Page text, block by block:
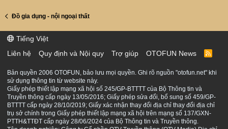
Đồ gia dụng - nội ngoại thất
Tiếng Việt
Liên hệ
Quy định và Nội quy Trợ giúp OTOFUN News
R
S
Bản quyền 2006 OTOFUN, bảo lưu mọi quyền. Ghi rõ nguồn "otofun.net" khi
sử dụng thông tin từ website này.
Giấy phép thiết lập mạng xã hội số 245/GP-BTTTT của Bộ Thông tin và
Truyền thông cấp ngày 13/05/2016; Giấy phép sửa đổi, bổ sung số 459/GP-
BTTTT cấp ngày 28/10/2019; Giấy xác nhận thay đổi địa chỉ thay đổi địa chỉ
trụ sở chính trong Giấy phép thiết lập mạng xã hội trên mạng số 137/GXN-
PTTH&TTĐT cấp ngày 28/06/2024 của Bộ Thông tin và Truyền thông.